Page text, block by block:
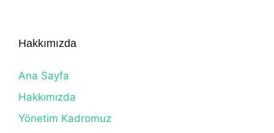
Hakkımızda
Ana Sayfa
Hakkımızda
Yönetim Kadromuz